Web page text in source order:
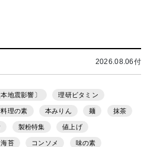
2026.08.06付
本地震影響〕 理研ビタミン
理の素 本みりん 麺 抹茶
製粉特集 値上げ
海苔 コンソメ 味の素